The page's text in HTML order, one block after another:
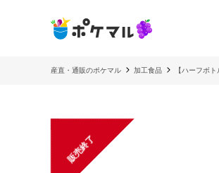
産直・通販のポケマル 加工食品 【ハーフボ
販売終了